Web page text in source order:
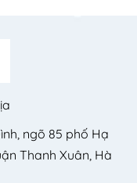
ngõ 85 phố Hạ
Thanh Xuân, Hà